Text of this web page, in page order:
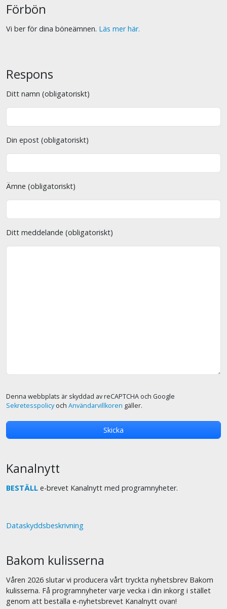
Förbön
Vi ber för dina böneämnen. Läs mer här.
Respons
Ditt namn (obligatoriskt)
Din epost (obligatoriskt)
Ämne (obligatoriskt)
Ditt meddelande (obligatoriskt)
Denna webbplats är skyddad av reCAPTCHA och Google
Sekretesspolicyoch Användarvillkoren gäller.
Kanalnytt
BESTÄLL e-brevet Kanalnytt med programnyheter.
Dataskyddsbeskrivning
Bakom kulisserna
Våren 2026 slutar vi producera vårt tryckta nyhetsbrev Bakom
kulisserna. Få programnyheter varje vecka i din inkorg i stället
genom att beställa e-nyhetsbrevet Kanalnytt ovan!